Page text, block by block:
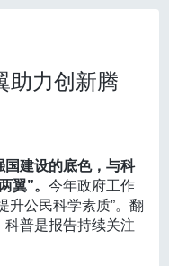
，术前为明确供受区
议行DSA明确手术方式
这一关键问题，《指
发射体层摄影（PE
）、CT灌注成像
ASL）等技术，评估
提供工具或者服务，
法权益。
标准《网络安全技
》（以下简称《标识
局、国家标准化管
3号），
者的平台编码，组织
准实践指南——人工
编码规则》，已于3
〕29号），为相
了编码指引。此
助力创新腾
国建设的底色，与科
翼”。今年政府工作
升公民科学素质”。翻
普是报告持续关注